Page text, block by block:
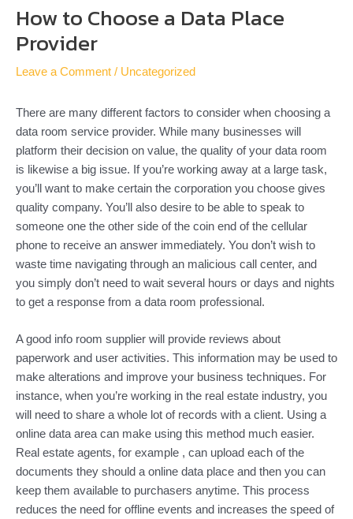
How to Choose a Data Place
Provider
Leave a Comment / Uncategorized
There are many different factors to consider when choosing a
data room service provider. While many businesses will
platform their decision on value, the quality of your data room
is likewise a big issue. If you’re working away at a large task,
you’ll want to make certain the corporation you choose gives
quality company. You’ll also desire to be able to speak to
someone one the other side of the coin end of the cellular
phone to receive an answer immediately. You don’t wish to
waste time navigating through an malicious call center, and
you simply don’t need to wait several hours or days and nights
to get a response from a data room professional.
A good info room supplier will provide reviews about
paperwork and user activities. This information may be used to
make alterations and improve your business techniques. For
instance, when you’re working in the real estate industry, you
will need to share a whole lot of records with a client. Using a
online data area can make using this method much easier.
Real estate agents, for example , can upload each of the
documents they should a online data place and then you can
keep them available to purchasers anytime. This process
reduces the need for offline events and increases the speed of
navigation